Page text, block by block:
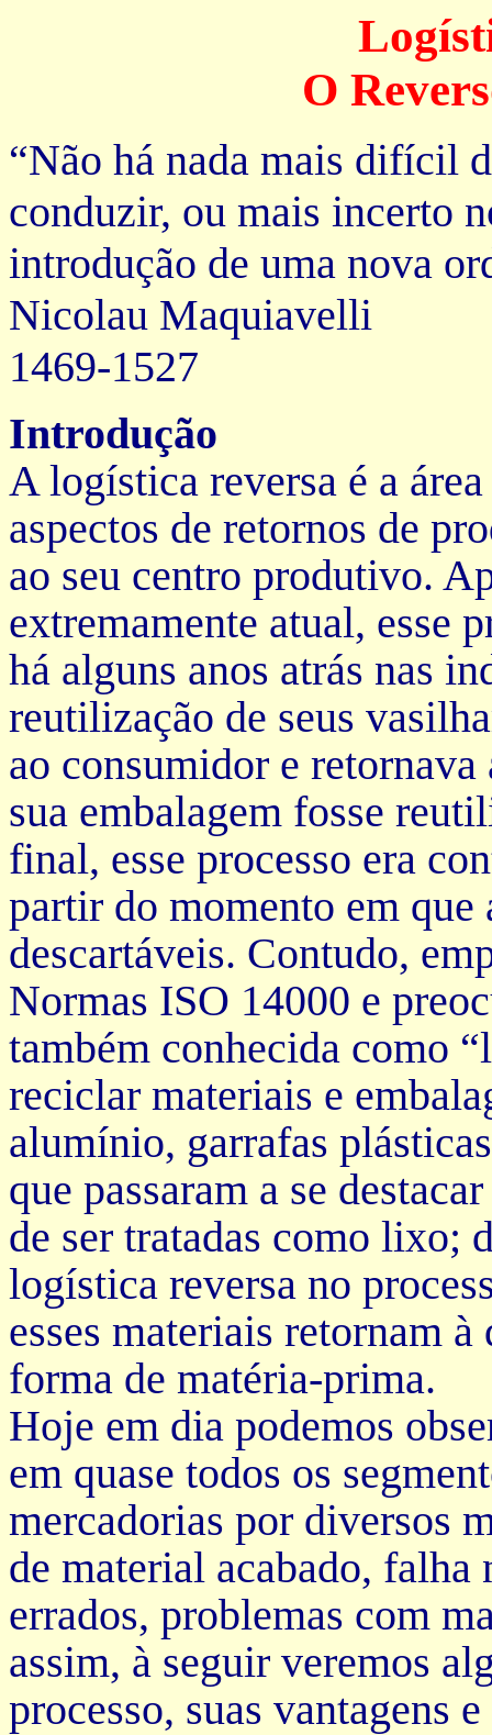
O
“Não há nada mais difícil
conduzir, ou mais incerto
introdução de uma nova
Nicolau Maquiavelli
1469-1527
Introdução
A logística reversa é a
aspectos de retornos de
ao seu centro produtivo.
extremamente atual, esse
há alguns anos atrás nas
reutilização de seus
ao consumidor e
sua embalagem fosse
final, esse processo era
partir do momento em que
descartáveis. Contudo,
Normas ISO 14000 e
também conhecida como
reciclar materiais e
alumínio, garrafas
que passaram a se
de ser tratadas como lixo;
logística reversa no
esses materiais retornam
forma de matéria-prima.
Hoje em dia podemos
em quase todos os
mercadorias por diversos
de material acabado,
errados, problemas com
assim, à seguir veremos
processo, suas vantagens